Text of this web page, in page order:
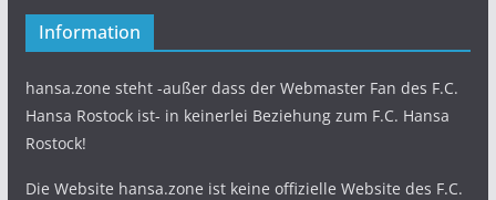
Information
hansa.zone steht -außer dass der Webmaster Fan des F.C.
Hansa Rostock ist- in keinerlei Beziehung zum F.C. Hansa
Rostock!
Die Website hansa.zone ist keine offizielle Website des F.C.